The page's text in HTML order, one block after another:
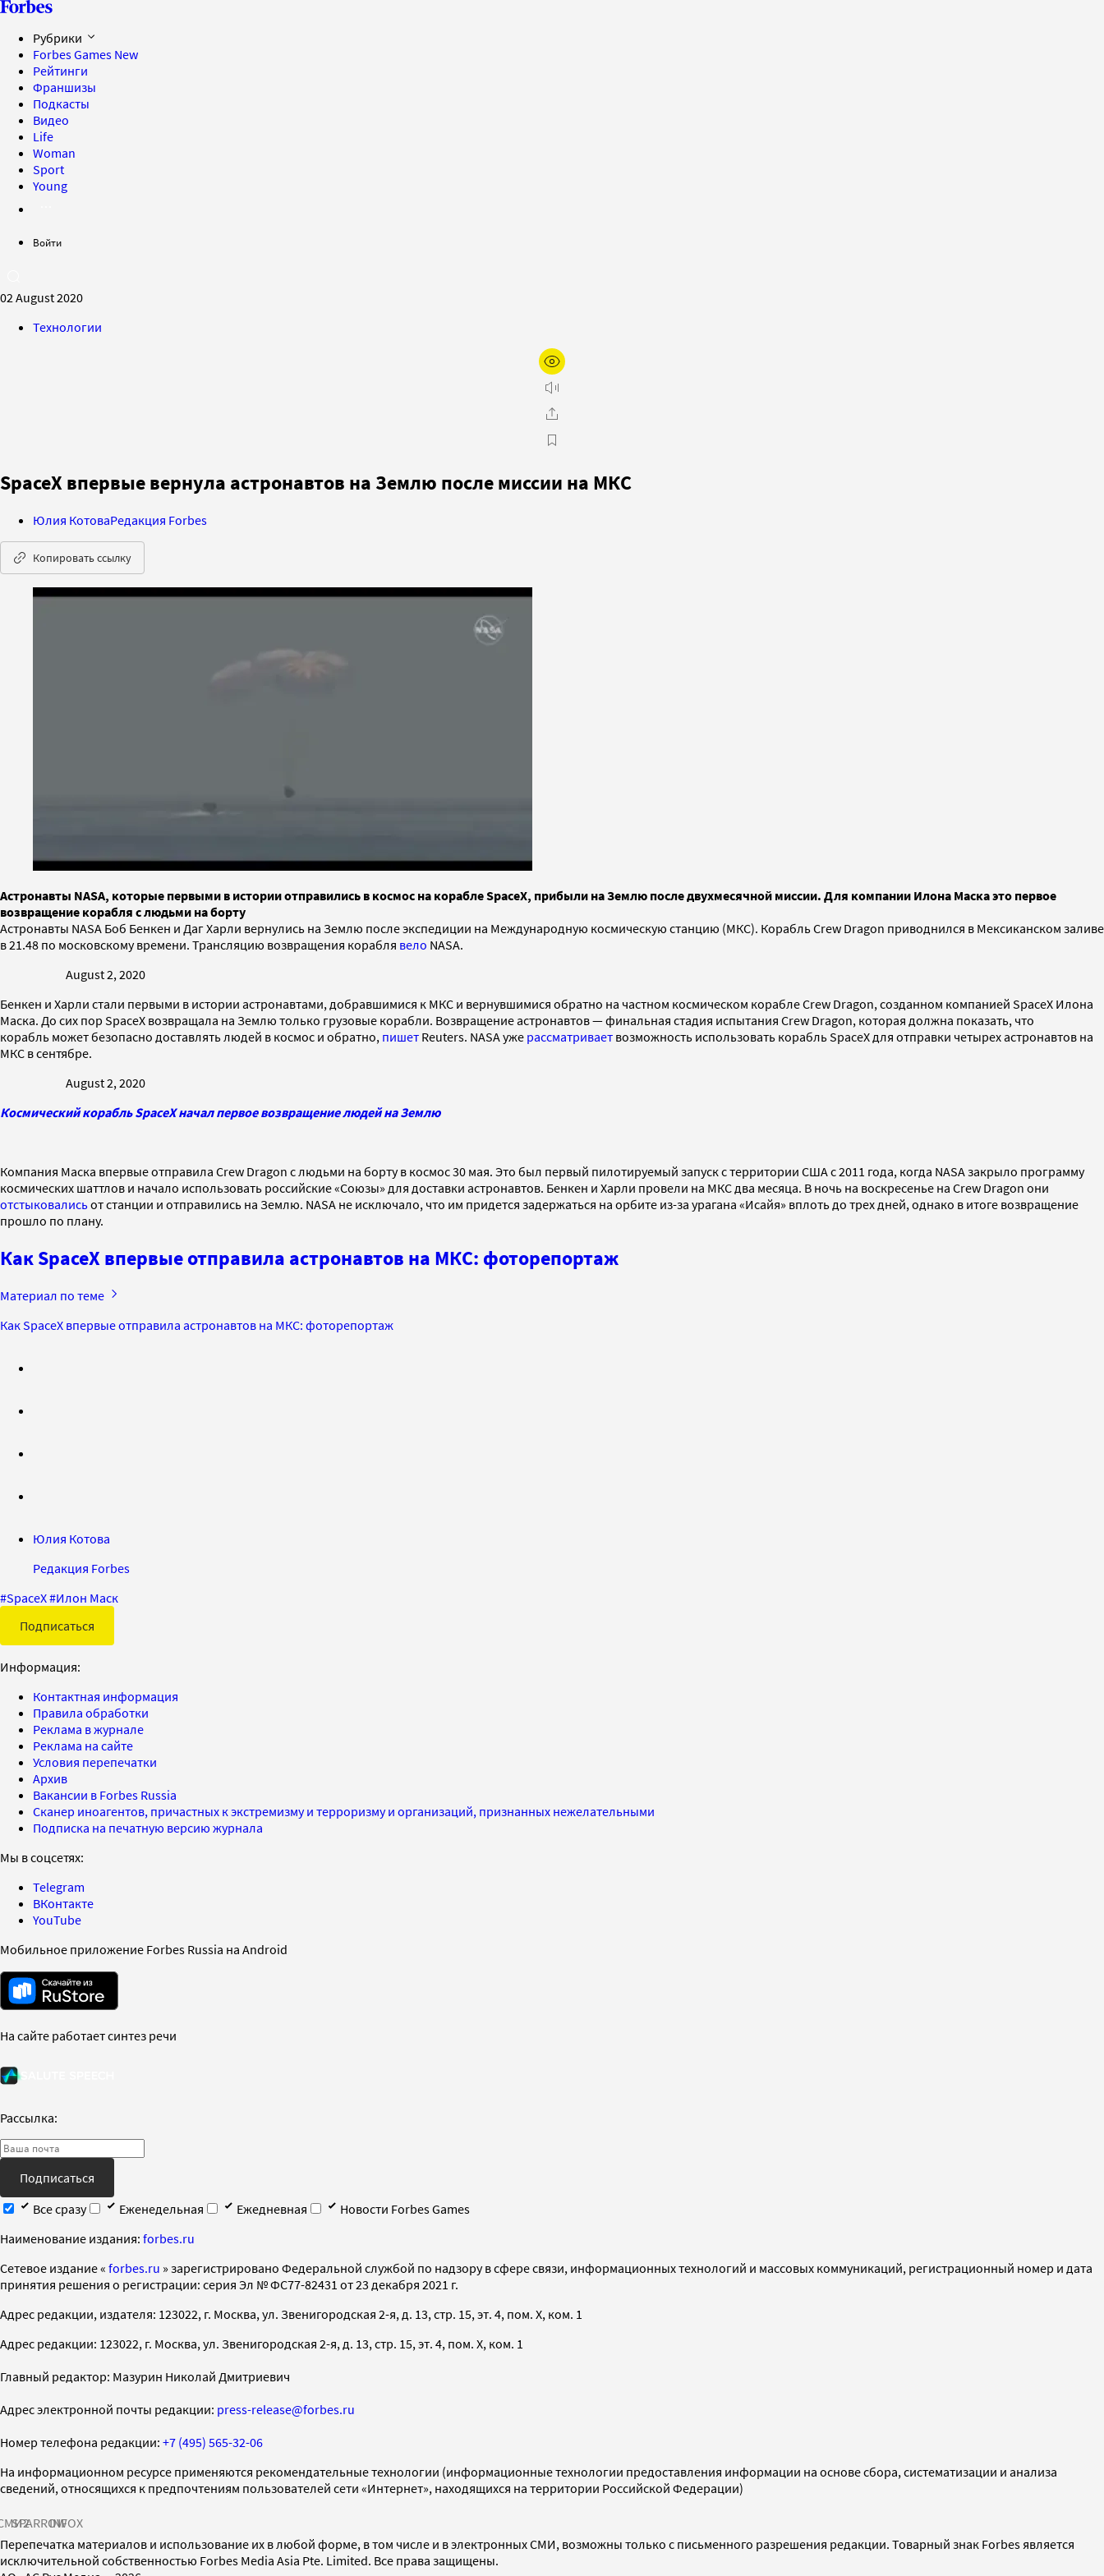
Рубрики
Forbes Games New
Рейтинги
Франшизы
Подкасты
Видео
Life
Woman
Sport
Young
Войти
02 August 2020
Технологии
SpaceX впервые вернула астронавтов на Землю после миссии на МКС
Юлия КотоваРедакция Forbes
Копировать ссылку
Астронавты NASA, которые первыми в истории отправились в космос на корабле SpaceX, прибыли на Землю после двухмесячной миссии. Для компании Илона Маска это первое
возвращение корабля с людьми на борту
Астронавты NASA Боб Бенкен и Даг Харли вернулись на Землю после экспедиции на Международную космическую станцию (МКС). Корабль Crew Dragon приводнился в Мексиканском заливе
в 21.48 по московскому времени. Трансляцию возвращения корабля вело NASA.
August 2, 2020
Бенкен и Харли стали первыми в истории астронавтами, добравшимися к МКС и вернувшимися обратно на частном космическом корабле Crew Dragon, созданном компанией SpaceX Илона
Маска. До сих пор SpaceX возвращала на Землю только грузовые корабли. Возвращение астронавтов — финальная стадия испытания Crew Dragon, которая должна показать, что
корабль может безопасно доставлять людей в космос и обратно, пишет Reuters. NASA уже рассматривает возможность использовать корабль SpaceX для отправки четырех астронавтов на
МКС в сентябре.
August 2, 2020
Космический корабль SpaceX начал первое возвращение людей на Землю
Компания Маска впервые отправила Crew Dragon с людьми на борту в космос 30 мая. Это был первый пилотируемый запуск с территории США с 2011 года, когда NASA закрыло программу
космических шаттлов и начало использовать российские «Союзы» для доставки астронавтов. Бенкен и Харли провели на МКС два месяца. В ночь на воскресенье на Crew Dragon они
отстыковалисьот станции и отправились на Землю. NASA не исключало, что им придется задержаться на орбите из-за урагана «Исайя» вплоть до трех дней, однако в итоге возвращение
прошло по плану.
Как SpaceX впервые отправила астронавтов на МКС: фоторепортаж
Материал по теме
Как SpaceX впервые отправила астронавтов на МКС: фоторепортаж
Юлия Котова
Редакция Forbes
#SpaceX#Илон Маск
Подписаться
Информация:
Контактная информация
Правила обработки
Реклама в журнале
Реклама на сайте
Условия перепечатки
Архив
Вакансии в Forbes Russia
Сканер иноагентов, причастных к экстремизму и терроризму и организаций, признанных нежелательными
Подписка на печатную версию журнала
Мы в соцсетях:
Telegram
ВКонтакте
YouTube
Мобильное приложение Forbes Russia на Android
На сайте работает синтез речи
Рассылка:
Подписаться
Все сразу
Еженедельная Ежедневная
Новости Forbes Games
Наименование издания: forbes.ru
Cетевое издание « forbes.ru » зарегистрировано Федеральной службой по надзору в сфере связи, информационных технологий и массовых коммуникаций, регистрационный номер и дата
принятия решения о регистрации: серия Эл № ФС77-82431 от 23 декабря 2021 г.
Адрес редакции, издателя: 123022, г. Москва, ул. Звенигородская 2-я, д. 13, стр. 15, эт. 4, пом. X, ком. 1
Адрес редакции: 123022, г. Москва, ул. Звенигородская 2-я, д. 13, стр. 15, эт. 4, пом. X, ком. 1
Главный редактор: Мазурин Николай Дмитриевич
Адрес электронной почты редакции: press-release@forbes.ru
Номер телефона редакции: +7 (495) 565-32-06
На информационном ресурсе применяются рекомендательные технологии (информационные технологии предоставления информации на основе сбора, систематизации и анализа
сведений, относящихся к предпочтениям пользователей сети «Интернет», находящихся на территории Российской Федерации)
SPARROWINFOX
Перепечатка материалов и использование их в любой форме, в том числе и в электронных СМИ, возможны только с письменного разрешения редакции. Товарный знак Forbes является
исключительной собственностью Forbes Media Asia Pte. Limited. Все права защищены.